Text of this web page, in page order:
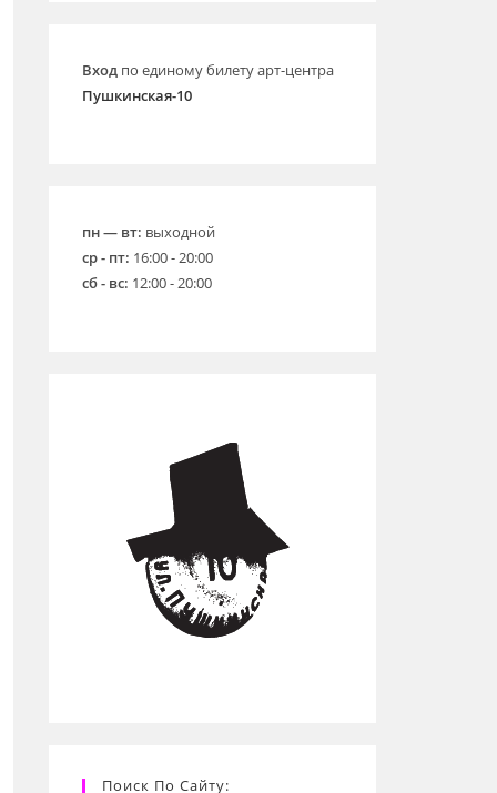
Входпо единому билету арт-центра
Пушкинская-10
пн — вт: выходной
ср - пт: 16:00 - 20:00
сб - вс: 12:00 - 20:00
Поиск По Сайту: